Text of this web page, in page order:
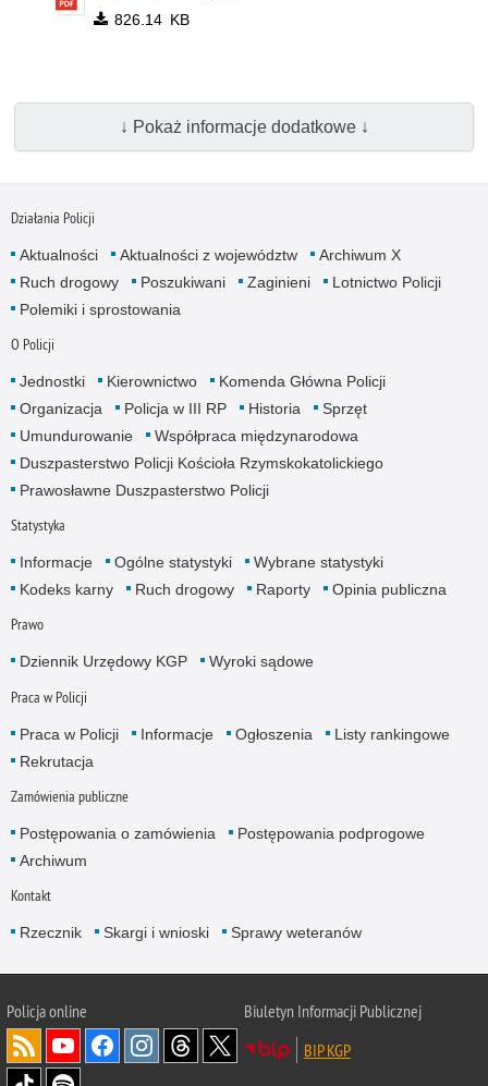
826.14 KB
↓ Pokaż informacje dodatkowe ↓
Działania Policji
Aktualności Aktualności z województw
Archiwum X
Ruch drogowy
Poszukiwani Zaginieni
Lotnictwo Policji
Polemiki i sprostowania
O Policji
Jednostki Kierownictwo
Komenda Główna Policji
Organizacja
Policja w III RP Historia
Sprzęt
Umundurowanie
Współpraca międzynarodowa
Duszpasterstwo Policji Kościoła Rzymskokatolickiego
Prawosławne Duszpasterstwo Policji
Statystyka
Informacje Ogólne statystyki
Wybrane statystyki
Kodeks karny
Ruch drogowy Raporty Opinia publiczna
Prawo
Dziennik Urzędowy KGP Wyroki sądowe
Praca w Policji
Praca w Policji Informacje Ogłoszenia
Listy rankingowe
Rekrutacja
Zamówienia publiczne
Postępowania o zamówienia
Postępowania podprogowe
Archiwum
Kontakt
Rzecznik Skargi i wnioski Sprawy weteranów
Policjaonline
Biuletyn Informacji Publicznej
BIP KGP